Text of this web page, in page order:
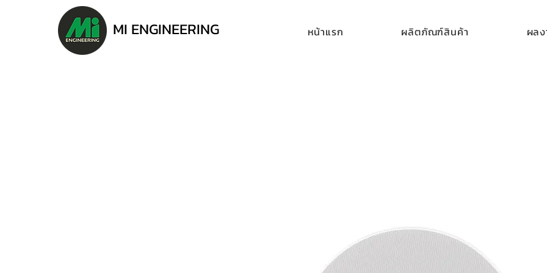
MI ENGINEERING หน้าแรก ผลิตภัณฑ์สินค้า ผล